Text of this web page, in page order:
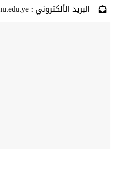
البريد الألكتروني : info@hu.edu.ye